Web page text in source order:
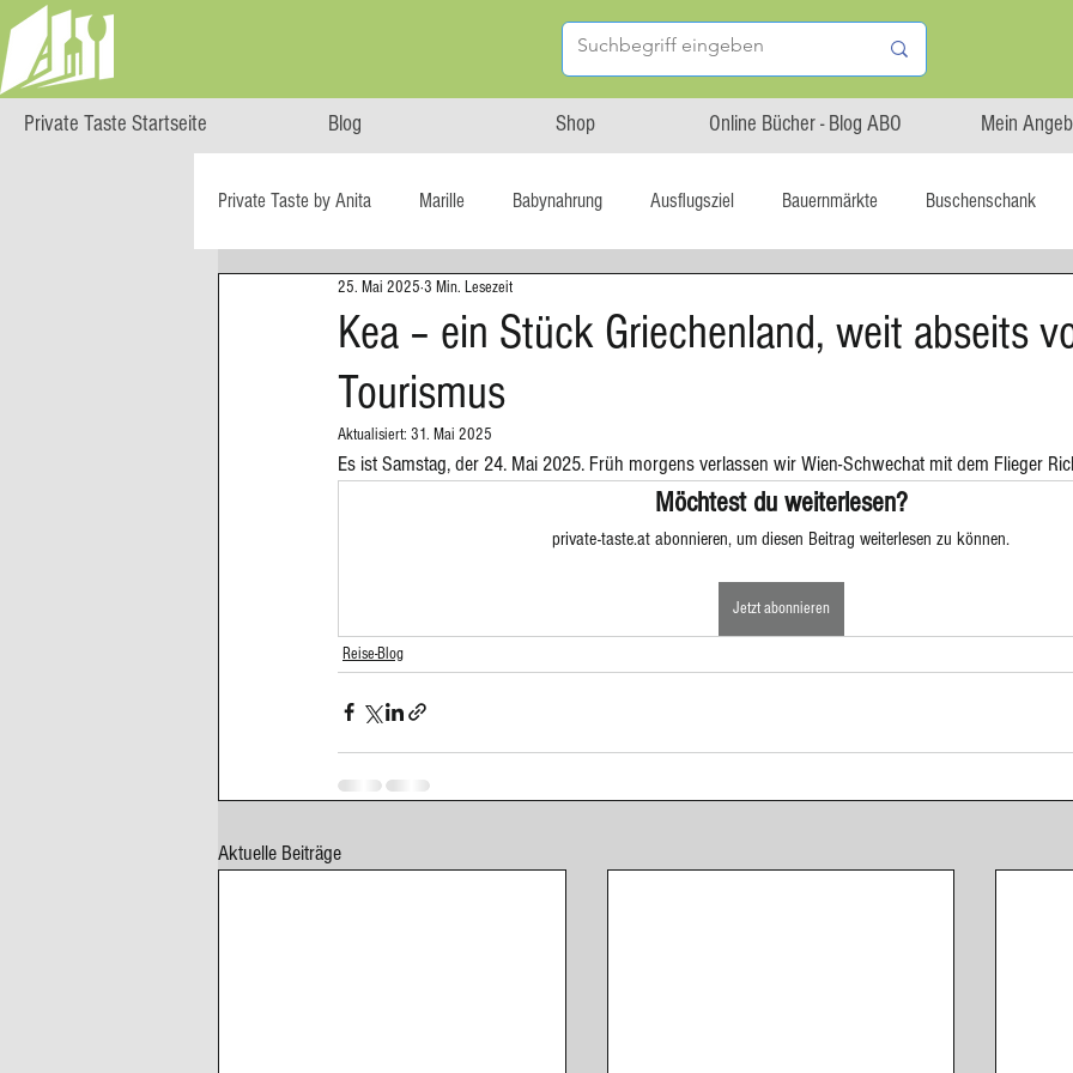
Private Taste Startseite Blog Shop Online Bücher - Blog ABO Mein
Private Taste by Anita Marille Babynahrung Ausflugsziel Bauernmärkte Buschenschank
Cooking Class HERZGENUSS
Reise-Blog Regional statt global
Big Green Egg Dessert Blätterteig Blechkuchen Brot Biskuit Burger
Eingelegtes, Eingekochtes, Dörren
Feigen Fisch
Kea – ein Stück Griechenland, weit abseits
Tourismus
25. Mai 2025 3 Min. Lesezeit
Aktualisiert: 31. Mai 2025
Es ist Samstag, der 24. Mai 2025. Früh morgens verlassen wir Wien-Schwechat mit dem Flieger
Möchtest du weiterlesen?
private-taste.at abonnieren, um diesen Beitrag weiterlesen zu können.
Jetzt abonnieren
Reise-Blog
Aktuelle Beiträge